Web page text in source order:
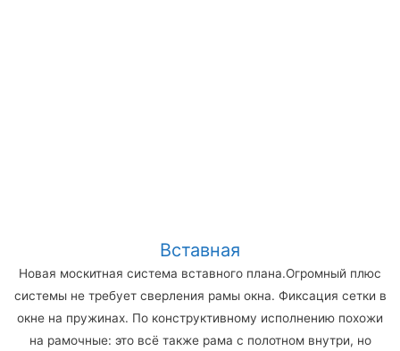
Вставная
Новая москитная система вставного плана.Огромный плюс
системы не требует сверления рамы окна. Фиксация сетки в
окне на пружинах. По конструктивному исполнению похожи
на рамочные: это всё также рама с полотном внутри, но